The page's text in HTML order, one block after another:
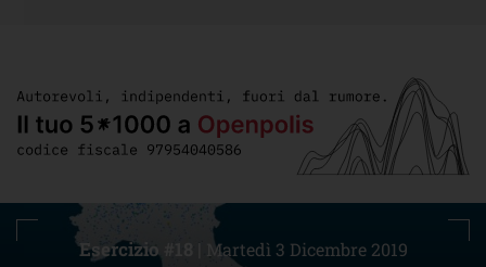
Esercizio #18 | Martedì 3 Dicembre 2019